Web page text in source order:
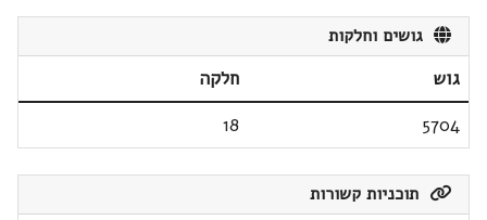
גושים וחלקות
גוש
חלקה
5704
18
תוכניות קשורות